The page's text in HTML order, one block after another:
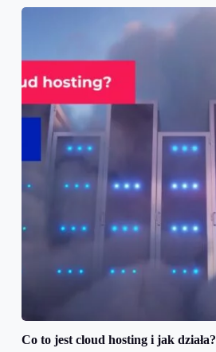
Co to jest cloud hosting i jak działa?